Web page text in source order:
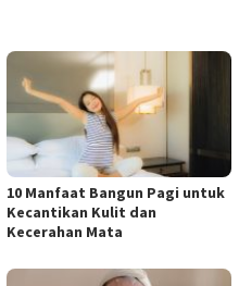
10 Manfaat Bangun Pagi untuk
Kecantikan Kulit dan
Kecerahan Mata